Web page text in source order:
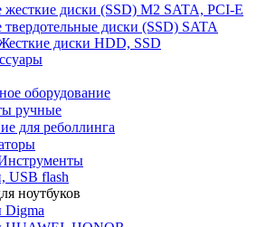
жесткие диски (SSD) M2 SATA, PCI-E
диски (SSD) SATA
диски HDD, SSD
оборудование
ручные
для реболлинга
USB flash
ноутбуков
Digma